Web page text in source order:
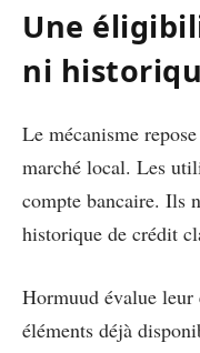
Une
ni
Le mécanisme
marché local. Les
compte bancaire. Ils
historique de crédit
Hormuud évalue
éléments déjà